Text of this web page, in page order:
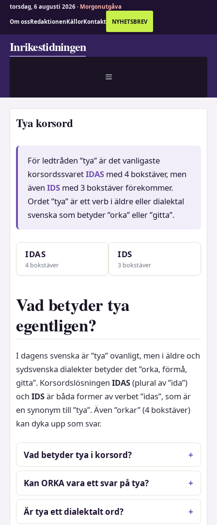
torsdag, 6 augusti 2026 · Morgonutgåva
Om ossRedaktionenKällorKontakt NYHETSBREV
Inrikestidningen
MENY
Tya korsord
För ledtråden ”tya” är det vanligaste
korsordssvaretIDASmed 4 bokstäver, men
även IDSmed 3 bokstäver förekommer.
Ordet ”tya” är ett verb i äldre eller dialektal
svenska som betyder ”orka” eller ”gitta”.
IDAS
4 bokstäver
IDS
3 bokstäver
Vad betyder tya
egentligen?
I dagens svenska är ”tya” ovanligt, men i äldre och
sydsvenska dialekter betyder det ”orka, förmå,
gitta”. Korsordslösningen IDAS(plural av ”ida”)
och IDSär båda former av verbet ”idas”, som är
en synonym till ”tya”. Även ”orkar” (4 bokstäver)
kan dyka upp som svar.
Vad betyder tya i korsord?
Kan ORKA vara ett svar på tya?
Är tya ett dialektalt ord?